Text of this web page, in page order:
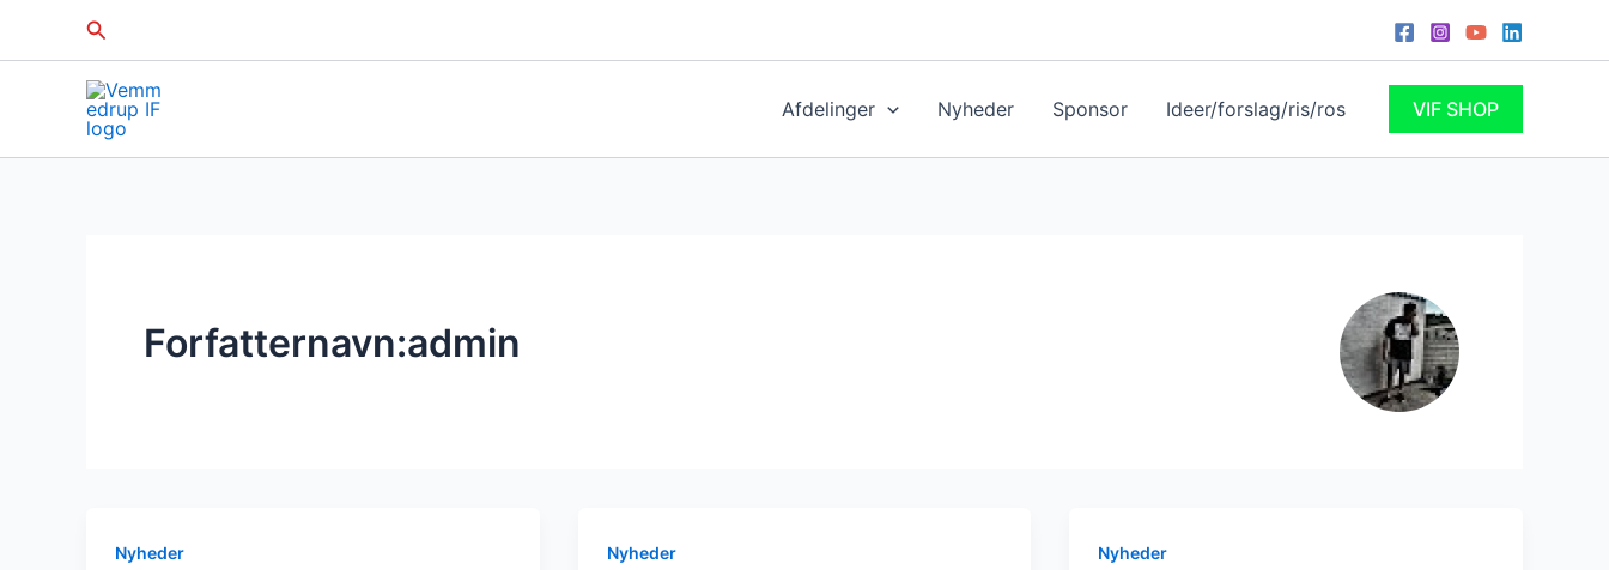
Søg
Afdelinger Nyheder Sponsor Ideer/forslag/ris/ros VIF SHOP
Forfatternavn:admin
Nyheder Nyheder Nyheder